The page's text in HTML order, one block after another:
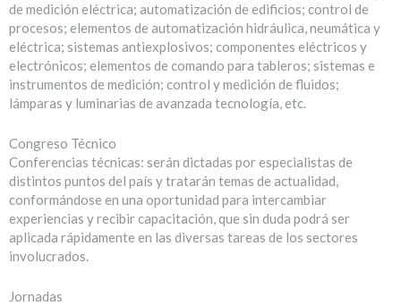
de medición eléctrica; automatización de edificios; control de
procesos; elementos de automatización hidráulica, neumática y
eléctrica; sistemas antiexplosivos; componentes eléctricos y
electrónicos; elementos de comando para tableros; sistemas e
instrumentos de medición; control y medición de fluidos;
lámparas y luminarias de avanzada tecnología, etc.
Congreso Técnico
Conferencias técnicas: serán dictadas por especialistas de
distintos puntos del país y tratarán temas de actualidad,
conformándose en una oportunidad para intercambiar
experiencias y recibir capacitación, que sin duda podrá ser
aplicada rápidamente en las diversas tareas de los sectores
involucrados.
Jornadas